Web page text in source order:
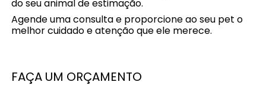
do seu animal de estimação.
Agende uma consulta e proporcione ao seu pet o
melhor cuidado e atenção que ele merece.
FAÇA UM ORÇAMENTO